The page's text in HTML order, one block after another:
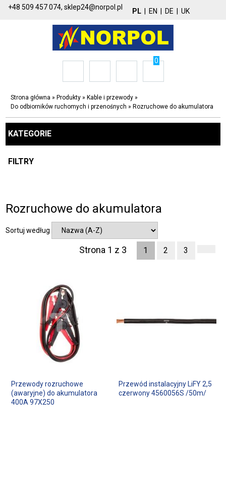
+48 509 457 074,sklep24@norpol.pl PL EN DE UK
0
Strona główna » Produkty » Kable i przewody »
Do odbiorników ruchomych i przenośnych » Rozruchowe do akumulatora
KATEGORIE
FILTRY
Rozruchowe do akumulatora
Sortuj według
Strona 1 z 3 1 2 3
Przewody rozruchowe
(awaryjne) do akumulatora
400A 97X250
Przewód instalacyjny LiFY 2,5
czerwony 4560056S /50m/